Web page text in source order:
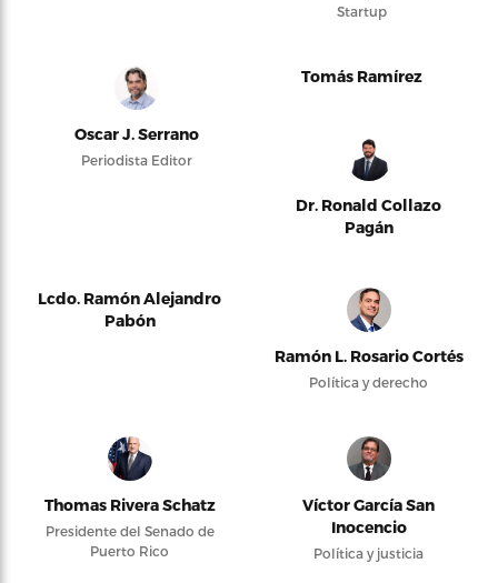
Startup
Oscar J. Serrano
Periodista Editor
Tomás Ramírez
Dr. Ronald Collazo
Pagán
Lcdo. Ramón Alejandro
Pabón
Ramón L. Rosario Cortés
Política y derecho
Thomas Rivera Schatz
Presidente del Senado de
Puerto Rico
Víctor García San
Inocencio
Política y justicia